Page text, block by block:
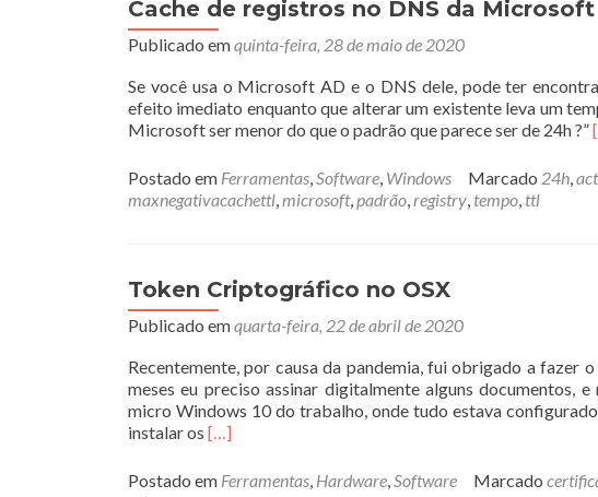
Cache de registros no DNS da Microsoft
Publicado emquinta-feira, 28 de maio de 2020
Se você usa o Microsoft AD e o DNS dele, pode ter
efeito imediato enquanto que alterar um existente leva um
Microsoft ser menor do que o padrão que parece ser de 24h ?”
Postado em Ferramentas,Software, Windows Marcado 24h,
maxnegativacachettl,microsoft,padrão,registry, tempo, ttl
Token Criptográfico no OSX
Publicado emquarta-feira, 22 de abril de 2020
Recentemente, por causa da pandemia, fui obrigado a
meses eu preciso assinar digitalmente alguns documentos,
micro Windows 10 do trabalho, onde tudo estava
instalar os Leia
sobreToken
[…]
Postado em Ferramentas, Hardware,Software Marcado